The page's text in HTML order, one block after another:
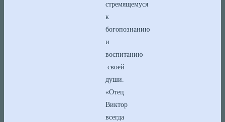
стремящемуся
к
богопознанию
и
воспитанию
своей
души.
«Отец
Виктор
всегда